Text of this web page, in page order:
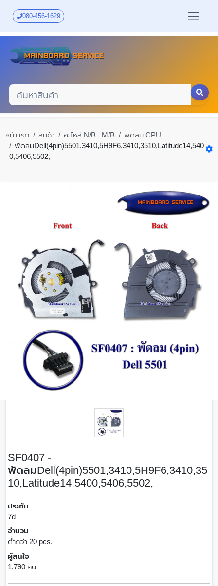
content
080-456-1629
หน้าแรก สินค้า อะไหล่ N/B , M/B
พัดลม CPU
พัดลมDell(4pin)5501,3410,5H9F6,3410,3510,Latitude14,540
0,5406,5502,
SF0407 -
พัดลมDell(4pin)5501,3410,5H9F6,3410,35
10,Latitude14,5400,5406,5502,
ประกัน
7d
จำนวน
ต่ำกว่า 20 pcs.
ผู้สนใจ
1,790 คน